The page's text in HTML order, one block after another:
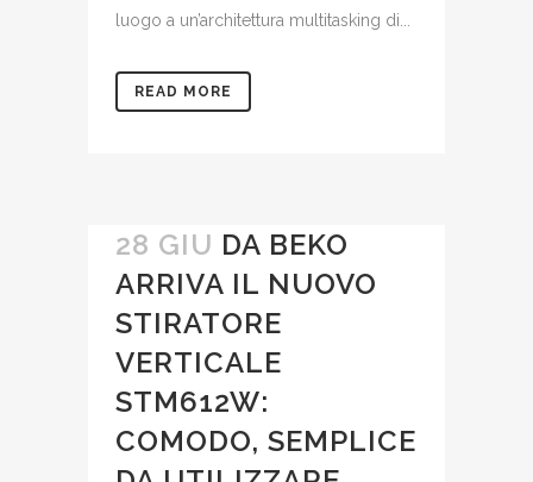
luogo a un’architettura multitasking di...
READ MORE
28 GIU DA BEKO
ARRIVA IL NUOVO
STIRATORE
VERTICALE
STM612W:
COMODO, SEMPLICE